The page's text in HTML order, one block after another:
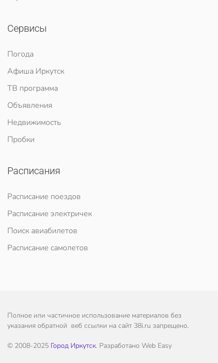
Сервисы
Погода
Афиша Иркутск
ТВ программа
Объявления
Недвижимость
Пробки
Расписания
Расписание поездов
Расписание электричек
Поиск авиабилетов
Расписание самолетов
Полное или частичное использование материалов без
указания обратной веб ссылки на сайт 38i.ru запрещено.
© 2008-2025 Город Иркутск. Разработано Web Easy